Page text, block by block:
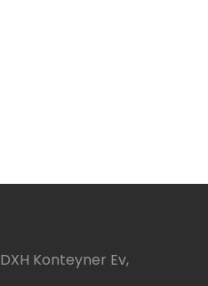
DXH Konteyner Ev,